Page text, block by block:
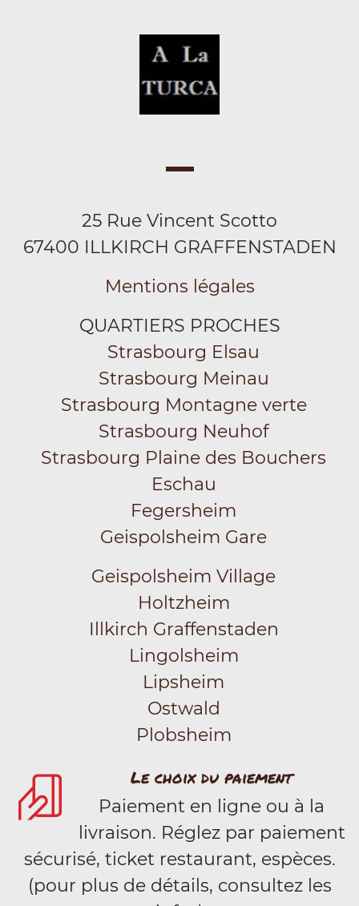
25 Rue Vincent Scotto
67400 ILLKIRCH GRAFFENSTADEN
Mentions légales
QUARTIERS PROCHES
Strasbourg Elsau
Strasbourg Meinau
Strasbourg Montagne verte
Strasbourg Neuhof
Strasbourg Plaine des Bouchers
Eschau
Fegersheim
Geispolsheim Gare
Geispolsheim Village
Holtzheim
Illkirch Graffenstaden
Lingolsheim
Lipsheim
Ostwald
Plobsheim
Le choix du paiement
Paiement en ligne ou à la
livraison. Réglez par paiement
sécurisé, ticket restaurant, espèces.
(pour plus de détails, consultez les